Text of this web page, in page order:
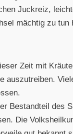
Juckreiz,
mächtig zu tun
Zeit mit
auszutreiben.
Bestandteil des
Die